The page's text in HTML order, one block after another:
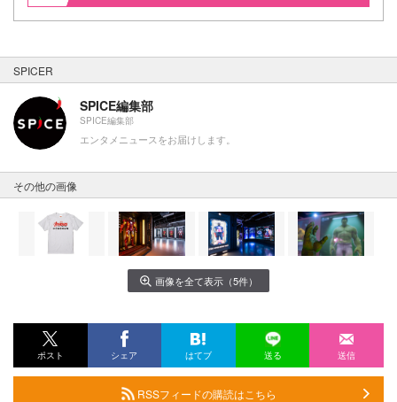
SPICER
SPICE編集部
SPICE編集部
エンタメニュースをお届けします。
その他の画像
画像を全て表示（5件）
ポスト シェア はてブ 送る 送信
RSSフィードの購読はこちら